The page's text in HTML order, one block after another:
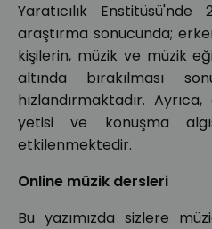
Yaratıcılık
araştırma sonucunda;
kişilerin, müzik ve müzik
altında bırakılması
hızlandırmaktadır.
yetisi ve konuşma
etkilenmektedir.
Online müzik dersleri
Bu yazımızda sizlere